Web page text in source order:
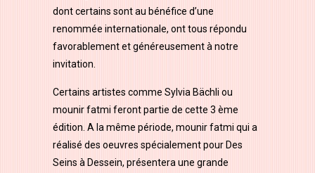
dont certains sont au bénéfice d’une
renommée internationale, ont tous répondu
favorablement et généreusement à notre
invitation.
Certains artistes comme Sylvia Bächli ou
mounir fatmi feront partie de cette 3 ème
édition. A la même période, mounir fatmi qui a
réalisé des oeuvres spécialement pour Des
Seins à Dessein, présentera une grande